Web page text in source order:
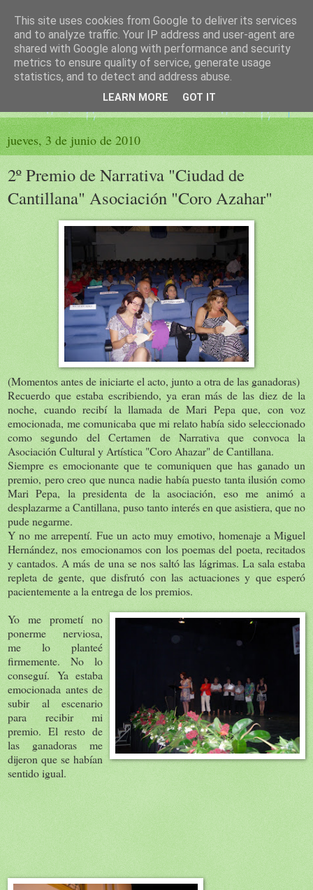
El sueño de las palabras
PÁGINA LITERARIA DE FELISA MORENO
jueves, 3 de junio de 2010
2º Premio de Narrativa "Ciudad de
Cantillana" Asociación "Coro Azahar"
(Momentos antes de iniciarte el acto, junto a otra de las ganadoras)
Recuerdo que estaba escribiendo, ya eran más de las diez de la
noche, cuando recibí la llamada de Mari Pepa que, con voz
emocionada, me comunicaba que mi relato había sido seleccionado
como segundo del Certamen de Narrativa que convoca la
Asociación Cultural y Artística "Coro Ahazar" de Cantillana.
Siempre es emocionante que te comuniquen que has ganado un
premio, pero creo que nunca nadie había puesto tanta ilusión como
Mari Pepa, la presidenta de la asociación, eso me animó a
desplazarme a Cantillana, puso tanto interés en que asistiera, que no
pude negarme.
Y no me arrepentí. Fue un acto muy emotivo, homenaje a Miguel
Hernández, nos emocionamos con los poemas del poeta, recitados
y cantados. A más de una se nos saltó las lágrimas. La sala estaba
repleta de gente, que disfrutó con las actuaciones y que esperó
pacientemente a la entrega de los premios.
Yo me prometí no
ponerme nerviosa,
me lo planteé
firmemente. No lo
conseguí. Ya estaba
emocionada antes de
subir al escenario
para recibir mi
premio. El resto de
las ganadoras me
dijeron que se habían
sentido igual.
This site uses cookies from Google to deliver its services
and to analyze traffic. Your IP address and user-agent are
shared with Google along with performance and security
metrics to ensure quality of service, generate usage
statistics, and to detect and address abuse.
LEARN MORE GOT IT